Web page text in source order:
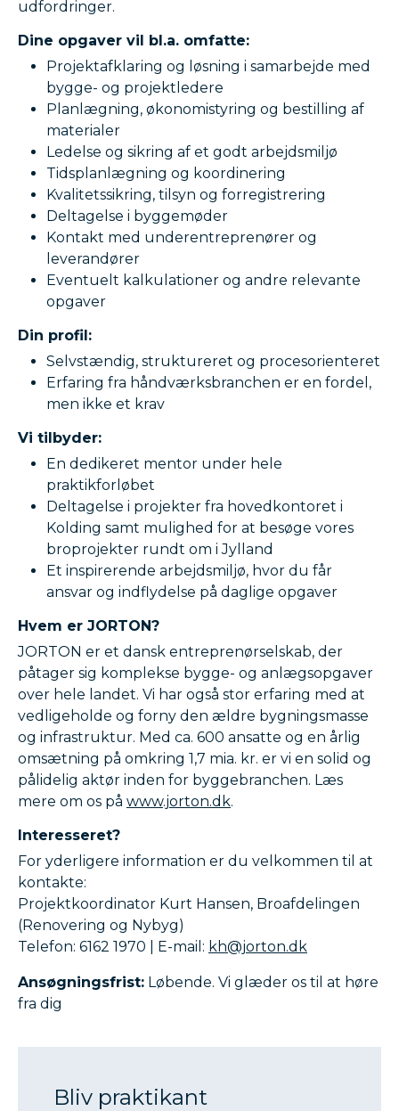
udfordringer.
Dine opgaver vil bl.a. omfatte:
Projektafklaring og løsning i samarbejde med
bygge- og projektledere
Planlægning, økonomistyring og bestilling af
materialer
Ledelse og sikring af et godt arbejdsmiljø
Tidsplanlægning og koordinering
Kvalitetssikring, tilsyn og forregistrering
Deltagelse i byggemøder
Kontakt med underentreprenører og
leverandører
Eventuelt kalkulationer og andre relevante
opgaver
Din profil:
Selvstændig, struktureret og procesorienteret
Erfaring fra håndværksbranchen er en fordel,
men ikke et krav
Vi tilbyder:
En dedikeret mentor under hele
praktikforløbet
Deltagelse i projekter fra hovedkontoret i
Kolding samt mulighed for at besøge vores
broprojekter rundt om i Jylland
Et inspirerende arbejdsmiljø, hvor du får
ansvar og indflydelse på daglige opgaver
Hvem er JORTON?
JORTON er et dansk entreprenørselskab, der
påtager sig komplekse bygge- og anlægsopgaver
over hele landet. Vi har også stor erfaring med at
vedligeholde og forny den ældre bygningsmasse
og infrastruktur. Med ca. 600 ansatte og en årlig
omsætning på omkring 1,7 mia. kr. er vi en solid og
pålidelig aktør inden for byggebranchen. Læs
mere om os på www.jorton.dk.
Interesseret?
For yderligere information er du velkommen til at
kontakte:
Projektkoordinator Kurt Hansen, Broafdelingen
(Renovering og Nybyg)
Telefon: 6162 1970 | E-mail: kh@jorton.dk
Ansøgningsfrist: Løbende. Vi glæder os til at høre
fra dig
Bliv praktikant